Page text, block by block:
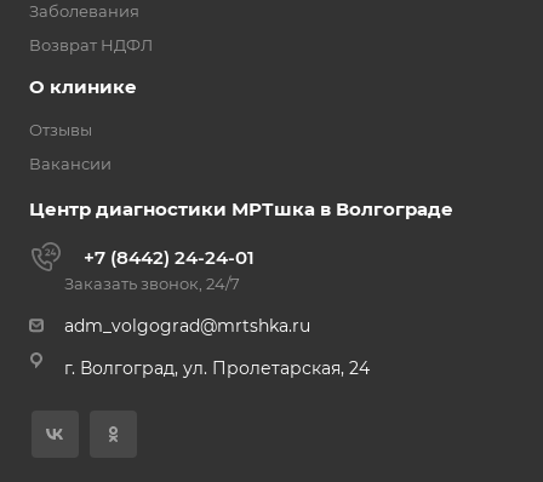
Заболевания
Возврат НДФЛ
О клинике
Отзывы
Вакансии
Центр диагностики МРТшка в Волгограде
+7 (8442) 24-24-01
Заказать звонок, 24/7
adm_volgograd@mrtshka.ru
г. Волгоград, ул. Пролетарская, 24